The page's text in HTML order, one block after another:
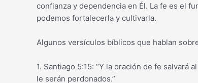
confianza y dependencia en Él. La fe es el
podemos fortalecerla y cultivarla.
Algunos versículos bíblicos que hablan
1. Santiago 5:15: “Y la oración de fe
le serán perdonados.”